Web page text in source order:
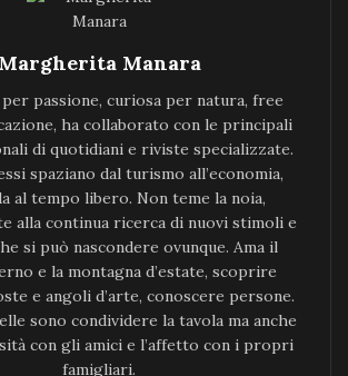
Margherita Manara
passione, curiosa per natura, free
ha collaborato con le principali
di quotidiani e riviste specializzate.
spaziano dal turismo all’economia,
al tempo libero. Non teme la noia,
alla continua ricerca di nuovi stimoli e
si può nascondere ovunque. Ama il
e la montagna d’estate, scoprire
e angoli d’arte, conoscere persone.
sono condividere la tavola ma anche
con gli amici e l’affetto con i propri
famigliari.